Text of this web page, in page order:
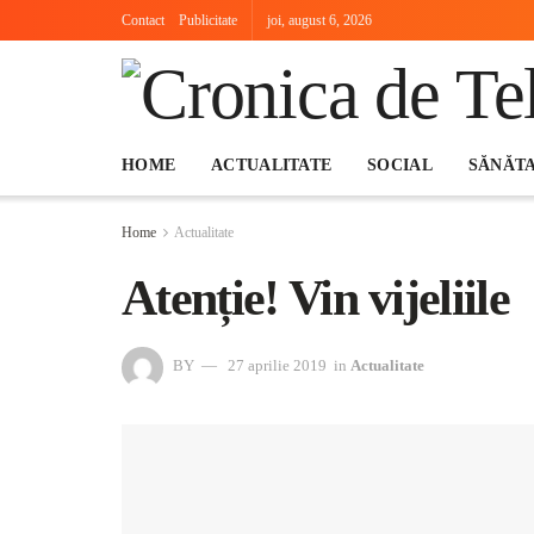
Contact Publicitate joi, august 6, 2026
HOME ACTUALITATE SOCIAL
Home Actualitate
Atenție! Vin vijeliile
BY 27 aprilie 2019 in Actualitate